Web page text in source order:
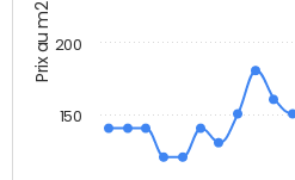
Prix au m2
150
200